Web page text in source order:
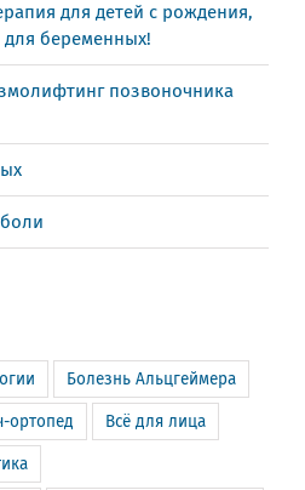
для детей с рождения,
беременных!
позвоночника
Болезнь Альцгеймера
ортопед Всё для лица